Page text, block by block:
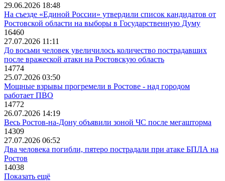
29.06.2026 18:48
На съезде «Единой России» утвердили список кандидатов от
Ростовской области на выборы в Государственную Думу
16460
27.07.2026 11:11
До восьми человек увеличилось количество пострадавших
после вражеской атаки на Ростовскую область
14774
25.07.2026 03:50
Мощные взрывы прогремели в Ростове - над городом
работает ПВО
14772
26.07.2026 14:19
Весь Ростов-на-Дону объявили зоной ЧС после мегашторма
14309
27.07.2026 06:52
Два человека погибли, пятеро пострадали при атаке БПЛА на
Ростов
14038
Показать ещё